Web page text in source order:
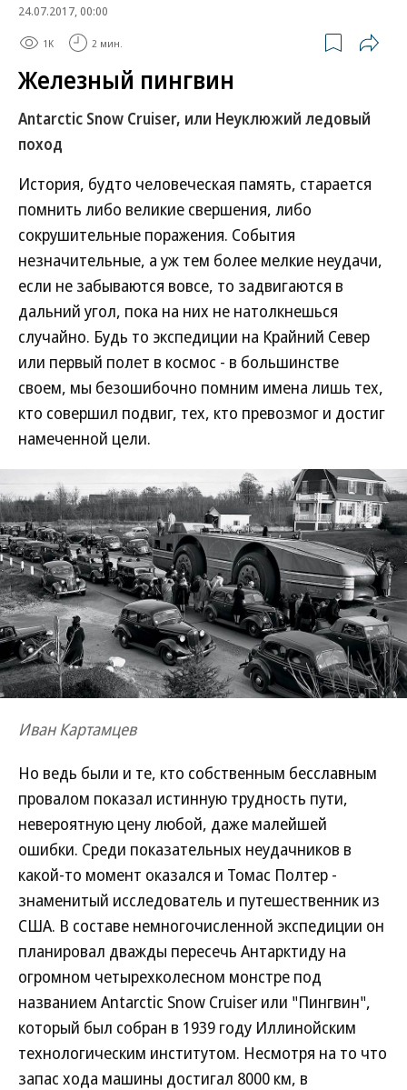
24.07.2017, 00:00
1K 2 мин.
Железный пингвин
Antarctic Snow Cruiser, или Неуклюжий ледовый
поход
История, будто человеческая память, старается
помнить либо великие свершения, либо
сокрушительные поражения. События
незначительные, а уж тем более мелкие неудачи,
если не забываются вовсе, то задвигаются в
дальний угол, пока на них не натолкнешься
случайно. Будь то экспедиции на Крайний Север
или первый полет в космос - в большинстве
своем, мы безошибочно помним имена лишь тех,
кто совершил подвиг, тех, кто превозмог и достиг
намеченной цели.
Иван Картамцев
Но ведь были и те, кто собственным бесславным
провалом показал истинную трудность пути,
невероятную цену любой, даже малейшей
ошибки. Среди показательных неудачников в
какой-то момент оказался и Томас Полтер -
знаменитый исследователь и путешественник из
США. В составе немногочисленной экспедиции он
планировал дважды пересечь Антарктиду на
огромном четырехколесном монстре под
названием Antarctic Snow Cruiser или "Пингвин",
который был собран в 1939 году Иллинойским
технологическим институтом. Несмотря на то что
запас хода машины достигал 8000 км, в